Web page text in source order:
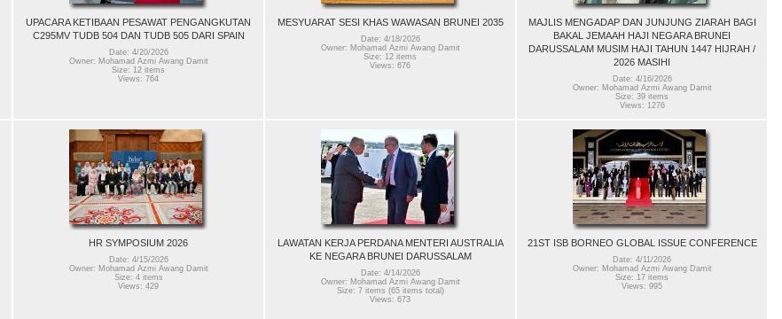
UPACARA KETIBAAN PESAWAT PENGANGKUTAN
C295MV TUDB 504 DAN TUDB 505 DARI SPAIN
Date: 4/20/2026
Owner: Mohamad Azmi Awang Damit
Size: 12 items
Views: 764
MESYUARAT SESI KHAS WAWASAN BRUNEI 2035
Date: 4/18/2026
Owner: Mohamad Azmi Awang Damit
Size: 12 items
Views: 676
MAJLIS MENGADAP DAN JUNJUNG ZIARAH BAGI
BAKAL JEMAAH HAJI NEGARA BRUNEI
DARUSSALAM MUSIM HAJI TAHUN 1447 HIJRAH /
2026 MASIHI
Date: 4/16/2026
Owner: Mohamad Azmi Awang Damit
Size: 39 items
Views: 1276
HR SYMPOSIUM 2026
Date: 4/15/2026
Owner: Mohamad Azmi Awang Damit
Size: 4 items
Views: 429
LAWATAN KERJA PERDANA MENTERI AUSTRALIA
KE NEGARA BRUNEI DARUSSALAM
Date: 4/14/2026
Owner: Mohamad Azmi Awang Damit
Size: 7 items (65 items total)
Views: 673
21ST ISB BORNEO GLOBAL ISSUE CONFERENCE
Date: 4/11/2026
Owner: Mohamad Azmi Awang Damit
Size: 17 items
Views: 995